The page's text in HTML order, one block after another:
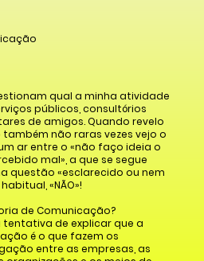
qual a minha atividade
públicos, consultórios
de amigos. Quando revelo
não raras vezes vejo o
ar entre o «não faço ideia o
mal», a que se segue
questão «esclarecido ou nem
«NÃO»!
de Comunicação?
de explicar que a
é o que fazem os
entre as empresas, as